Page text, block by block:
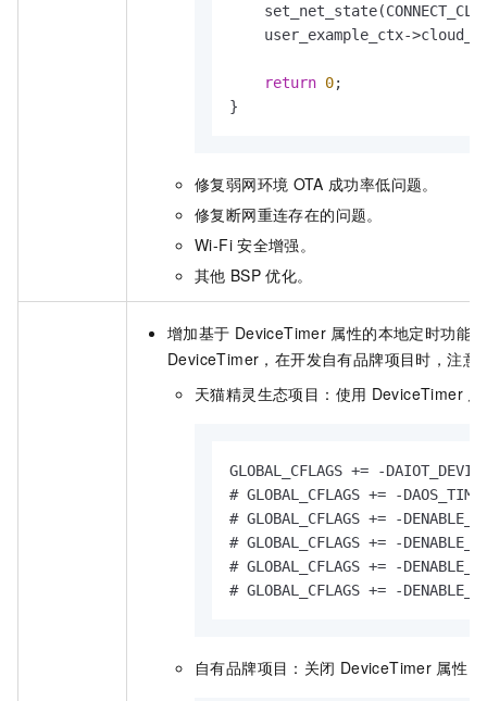
user_example_ctx-
return 0;
}
修复弱网环境 OTA 成功率低问题。
修复断网重连存在的问题。
Wi-Fi 安全增强。
其他 BSP 优化。
增加基于 DeviceTimer 属性的本地定时功能
DeviceTimer，在开发自有品牌项目时，注意
天猫精灵生态项目：使用 DeviceTimer
GLOBAL_CFLAGS += -
# GLOBAL_CFLAGS += -
# GLOBAL_CFLAGS += -
# GLOBAL_CFLAGS += -
# GLOBAL_CFLAGS += -
# GLOBAL_CFLAGS += -
自有品牌项目：关闭 DeviceTimer 属性